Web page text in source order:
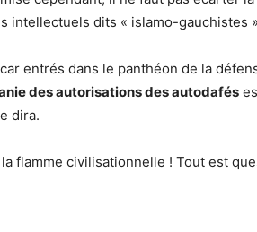
intellectuels dits « islamo-gauchistes
entrés dans le panthéon de la
des autorisations des autodafés
dira.
flamme civilisationnelle ! Tout est